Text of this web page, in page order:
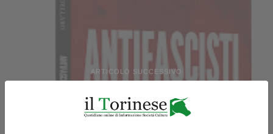
ARTICOLO SUCCESSIVO
Gli “Antifascisti immaginari”
di Padellaro